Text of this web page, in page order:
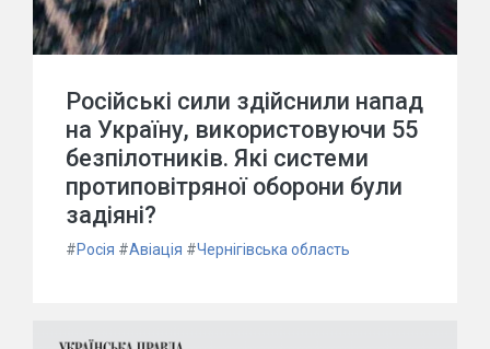
Російські сили здійснили напад
на Україну, використовуючи 55
безпілотників. Які системи
протиповітряної оборони були
задіяні?
#Росія #Авіація #Чернігівська область